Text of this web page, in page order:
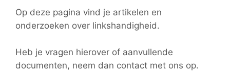
Op deze pagina vind je artikelen en
onderzoeken over linkshandigheid.
Heb je vragen hierover of aanvullende
documenten, neem dan contact met ons op.